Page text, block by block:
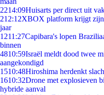
2214:09Huisarts per direct uit
212:12XBOX platform krijgt zijn
jaar
1211:27Capibara's lopen
binnen
4810:59Israël meldt dood twee
aangekondigd
1510:48Hiroshima herdenkt
1610:32Drone met explosieven
hybride aanval